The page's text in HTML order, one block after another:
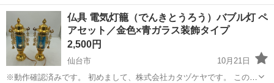
明】 商品名 : 仏画 掛軸 雲上観音 肉筆 絹本 共箱 タトウ箱付き 【商品
の状態】 使用状況 : 保管時の古さ程度 【その他】＊ご連絡は必ず＊希
望日＊のお知ら...
宮城 遠田郡 涌谷駅 冠婚葬祭 商品
仏具 電気灯籠（でんきとうろう）バブル灯 ペ
アセット／金色×青ガラス装飾タイプ
2,500円
仙台市
10月21日
※動作確認済みです。 初めまして、株式会社カタヅケヤです。 この度